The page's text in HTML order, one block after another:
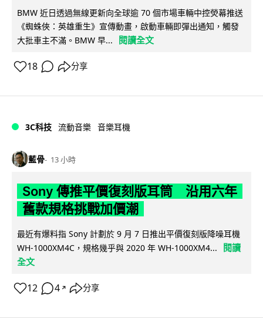
BMW 近日透過無線更新向全球逾 70 個市場車輛中控熒幕推送
《蜘蛛俠：英雄重生》宣傳動畫，啟動車輛即彈出通知，觸發
大批車主不滿。BMW 早...
閱讀全文
18 分享
3C科技 流動音樂 音樂耳機
藍骨 13 小時
Sony 傳推平價復刻版耳筒 沿用六年
舊款規格挑戰加價潮
最近有爆料指 Sony 計劃於 9 月 7 日推出平價復刻版降噪耳機
WH-1000XM4C，規格幾乎與 2020 年 WH-1000XM4...
閱讀
全文
12 4 ↗ 分享